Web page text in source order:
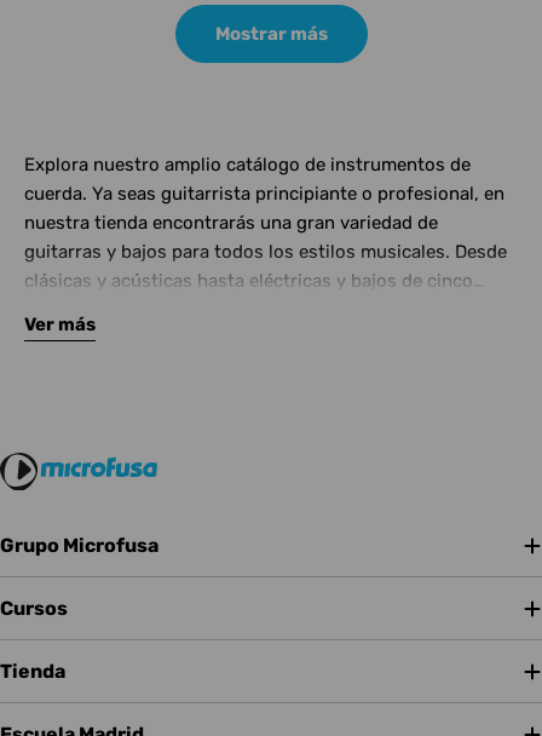
Mostrar más
Explora nuestro amplio catálogo de instrumentos de
cuerda. Ya seas guitarrista principiante o profesional, en
nuestra tienda encontrarás una gran variedad de
guitarras y bajos para todos los estilos musicales. Desde
clásicas y acústicas hasta eléctricas y bajos de cinco
Complementa tu instrumento con amplificadores de
Ver más
Grupo Microfusa
Cursos
Tienda